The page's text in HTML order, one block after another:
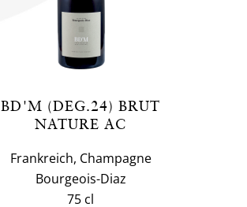
BD'M (DEG.24) BRUT
NATURE AC
Frankreich, Champagne
Bourgeois-Diaz
75 cl